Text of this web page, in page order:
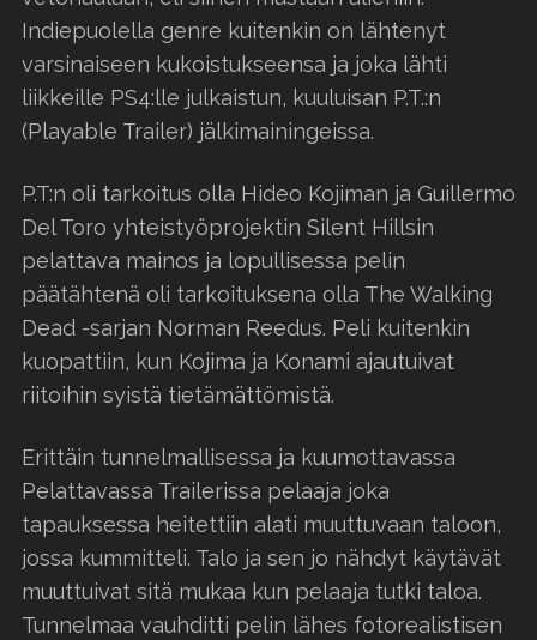
Indiepuolella genre kuitenkin on lähtenyt
varsinaiseen kukoistukseensa ja joka lähti
liikkeille PS4:lle julkaistun, kuuluisan P.T.:n
(Playable Trailer) jälkimainingeissa.
P.T:n oli tarkoitus olla Hideo Kojiman ja Guillermo
Del Toro yhteistyöprojektin Silent Hillsin
pelattava mainos ja lopullisessa pelin
päätähtenä oli tarkoituksena olla The Walking
Dead -sarjan Norman Reedus. Peli kuitenkin
kuopattiin, kun Kojima ja Konami ajautuivat
riitoihin syistä tietämättömistä.
Erittäin tunnelmallisessa ja kuumottavassa
Pelattavassa Trailerissa pelaaja joka
tapauksessa heitettiin alati muuttuvaan taloon,
jossa kummitteli. Talo ja sen jo nähdyt käytävät
muuttuivat sitä mukaa kun pelaaja tutki taloa.
Tunnelmaa vauhditti pelin lähes fotorealistisen